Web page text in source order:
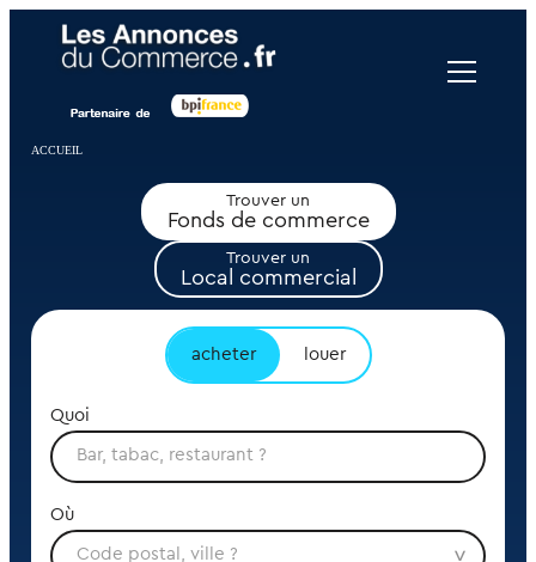
ACCUEIL
Trouver un
Fonds de commerce
Trouver un
Local commercial
acheter louer
Quoi
Où
Panneau de gestion des cookies